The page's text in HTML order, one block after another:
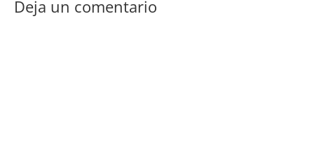
Deja un comentario